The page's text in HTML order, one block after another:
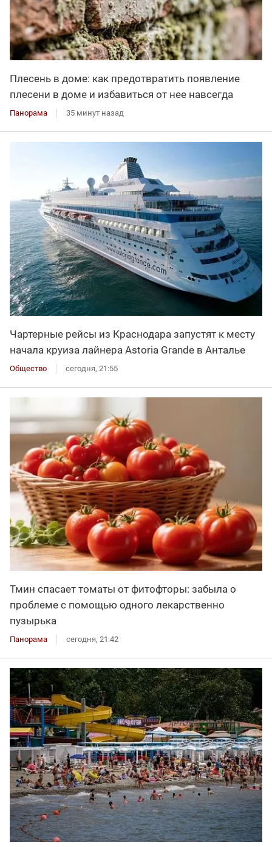
Плесень в доме: как предотвратить появление
плесени в доме и избавиться от нее навсегда
Панорама 35 минут назад
Чартерные рейсы из Краснодара запустят к месту
начала круиза лайнера Astoria Grande в Анталье
Общество сегодня, 21:55
Тмин спасает томаты от фитофторы: забыла о
проблеме с помощью одного лекарственно
пузырька
Панорама сегодня, 21:42